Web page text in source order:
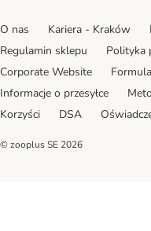
O nas Kariera - Kraków
Regulamin sklepu
Polityka
Corporate Website
Informacje o przesyłce
Korzyści
DSA
© zooplus SE 2026